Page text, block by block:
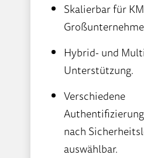
Skalierbar für
Hybrid- und
Unterstützung.
Verschiedene
nach
auswählbar.